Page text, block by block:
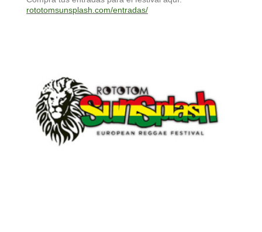
rototomsunsplash.com/entradas/